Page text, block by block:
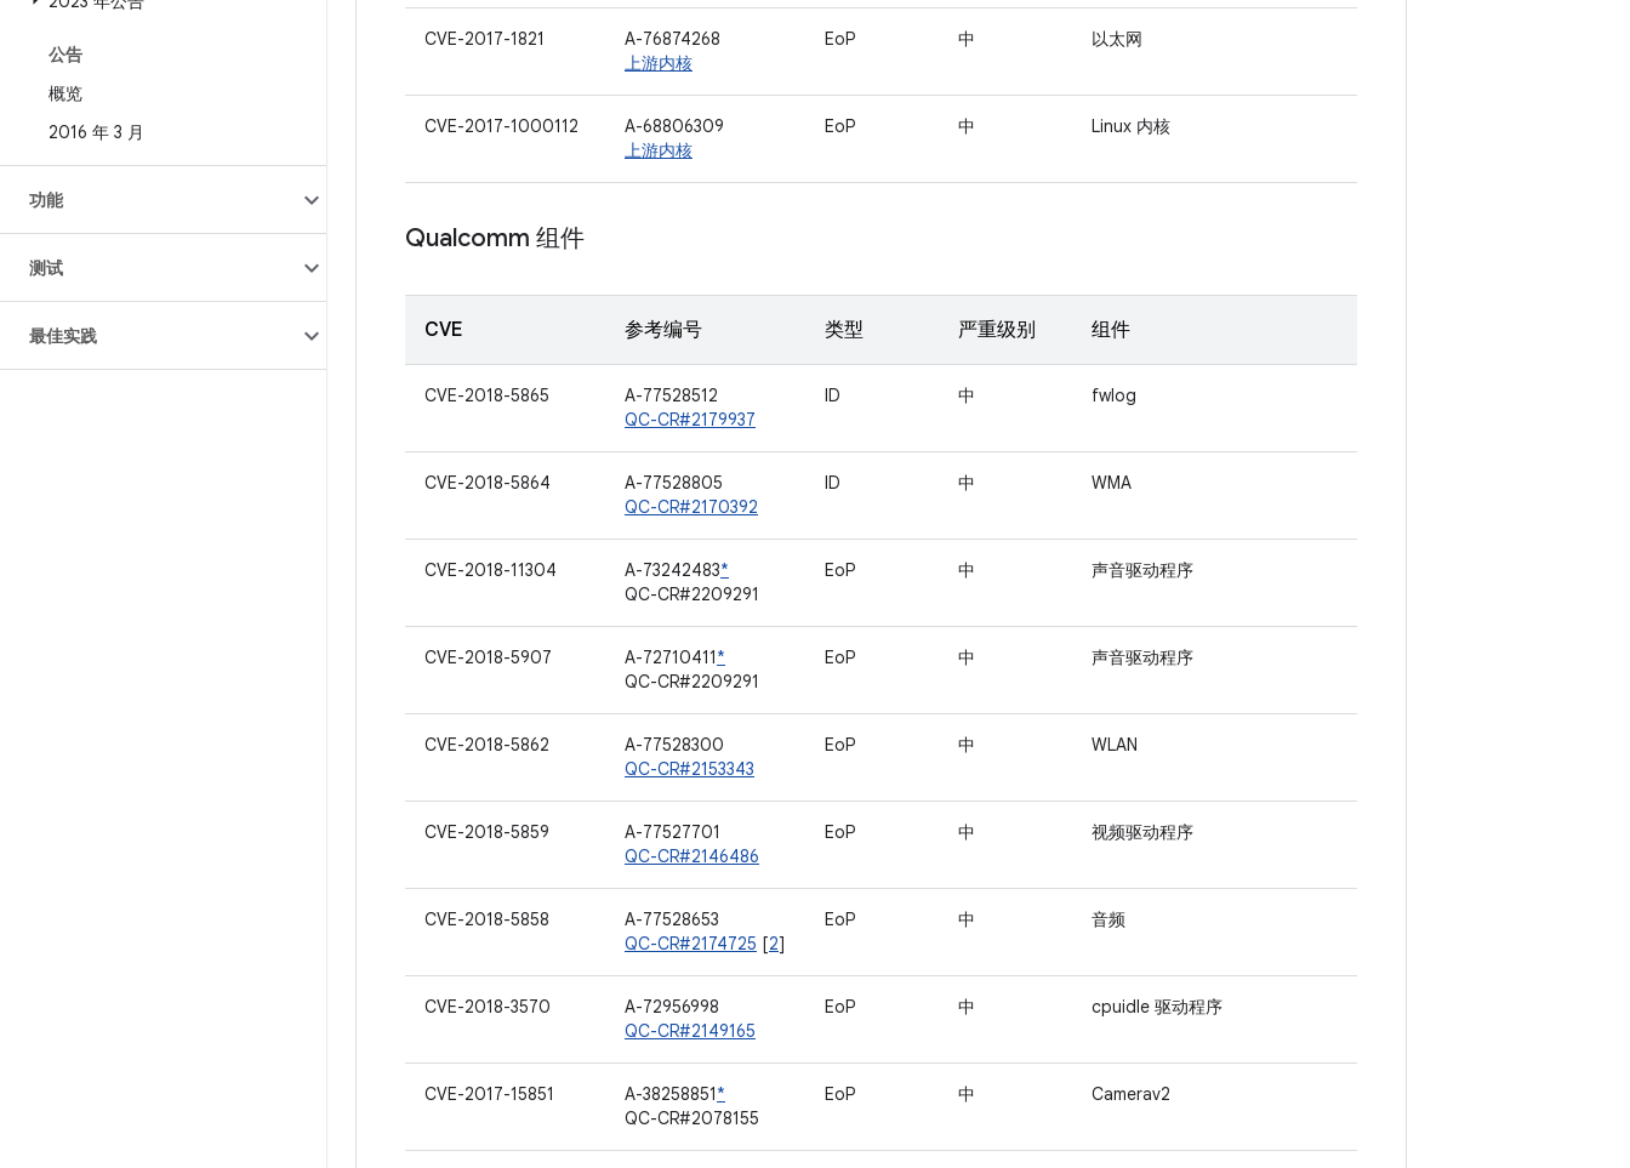
公告
概览
2016 年 3 月
功能
测试
最佳实践
CVE-2017-1821
A-76874268
上游内核
EoP 中 以太网
CVE-2017-1000112
A-68806309
上游内核
EoP 中 Linux 内核
Qualcomm 组件
CVE 参考编号 类型 严重级别 组件
CVE-2018-5865
A-77528512
QC-CR#2179937
ID 中 fwlog
CVE-2018-5864
A-77528805
QC-CR#2170392
ID 中 WMA
CVE-2018-11304 A-73242483*
QC-CR#2209291
EoP 中 声音驱动程序
CVE-2018-5907 A-72710411*
QC-CR#2209291
EoP 中 声音驱动程序
CVE-2018-5862
A-77528300
QC-CR#2153343
EoP 中 WLAN
CVE-2018-5859
A-77527701
QC-CR#2146486
EoP 中 视频驱动程序
CVE-2018-5858
A-77528653
QC-CR#2174725 [2]
EoP 中 音频
CVE-2018-3570
A-72956998
QC-CR#2149165
EoP 中 cpuidle 驱动程序
CVE-2017-15851 A-38258851*
QC-CR#2078155
EoP 中 Camerav2